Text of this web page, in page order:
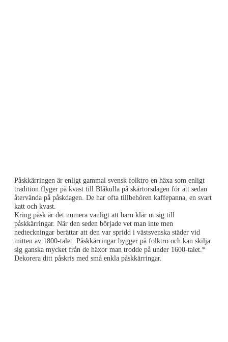
Påskkärringen är enligt gammal svensk folktro en häxa som enligt
tradition flyger på kvast till Blåkulla på skärtorsdagen för att sedan
återvända på påskdagen. De har ofta tillbehören kaffepanna, en svart
katt och kvast.
Kring påsk är det numera vanligt att barn klär ut sig till
påskkärringar. När den seden började vet man inte men
nedteckningar berättar att den var spridd i västsvenska städer vid
mitten av 1800-talet. Påskkärringar bygger på folktro och kan skilja
sig ganska mycket från de häxor man trodde på under 1600-talet.*
Dekorera ditt påskris med små enkla påskkärringar.